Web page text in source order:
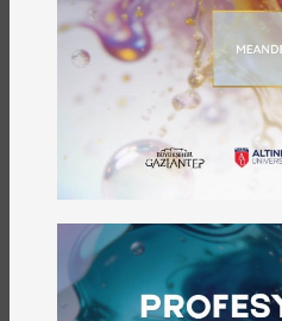
hem de bu sergiden elde
vatandaşlara vermek üzere
çalışmaydı. Bu anlamıyla
paydaşlarımıza
amacımız tamamen
çocuklara ve insanlara
GAFSAD Başkanı Yakup
zorlu bir süreç atlatıldığını